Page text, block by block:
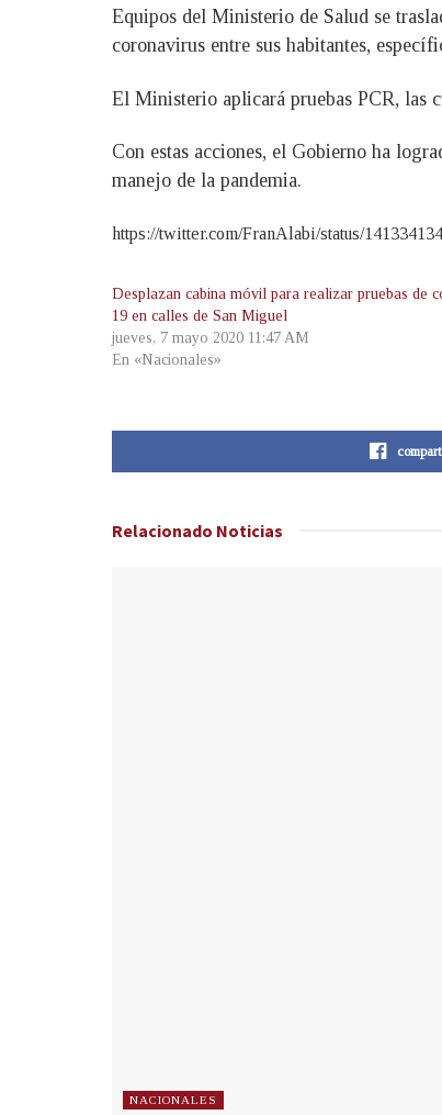
Equipos del Ministerio de Salud se
coronavirus entre sus habitantes,
El Ministerio aplicará pruebas PCR, las
Con estas acciones, el Gobierno ha
manejo de la pandemia.
https://twitter.com/FranAlabi/status/
Desplazan cabina móvil para realizar pruebas de
19 en calles de San Miguel
jueves, 7 mayo 2020 11:47 AM
En «Nacionales»
Relacionado Noticias
NACIONALES